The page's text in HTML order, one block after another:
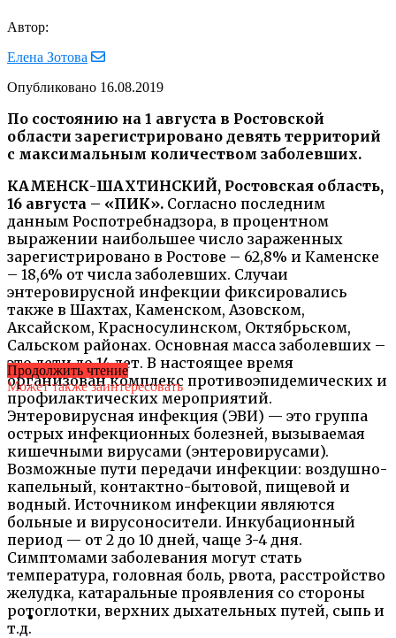
Автор:
Елена Зотова
Опубликовано 16.08.2019
По состоянию на 1 августа в Ростовской
области зарегистрировано девять территорий
с максимальным количеством заболевших.
КАМЕНСК-ШАХТИНСКИЙ, Ростовская область,
16 августа – «ПИК». Согласно последним
данным Роспотребнадзора, в процентном
выражении наибольшее число зараженных
зарегистрировано в Ростове – 62,8% и Каменске
– 18,6% от числа заболевших. Случаи
энтеровирусной инфекции фиксировались
также в Шахтах, Каменском, Азовском,
Аксайском, Красносулинском, Октябрьском,
Сальском районах. Основная масса заболевших –
это дети до 14 лет. В настоящее время
организован комплекс противоэпидемических и
профилактических мероприятий.
Энтеровирусная инфекция (ЭВИ) — это группа
острых инфекционных болезней, вызываемая
кишечными вирусами (энтеровирусами).
Возможные пути передачи инфекции: воздушно-
капельный, контактно-бытовой, пищевой и
водный. Источником инфекции являются
больные и вирусоносители. Инкубационный
период — от 2 до 10 дней, чаще 3-4 дня.
Симптомами заболевания могут стать
температура, головная боль, рвота, расстройство
желудка, катаральные проявления со стороны
ротоглотки, верхних дыхательных путей, сыпь и
т.д.
Продолжить чтение
Может также заинтересовать